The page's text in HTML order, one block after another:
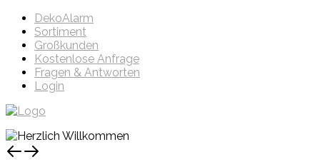
DekoAlarm
Sortiment
Großkunden
Kostenlose Anfrage
Fragen & Antworten
Login